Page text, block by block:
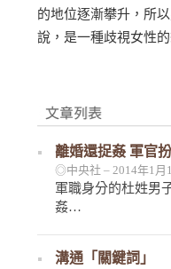
的地位逐漸攀升，所
說，是一種歧視女性
離婚還捉姦 軍官
◎中央社 – 2014年1月
軍職身分的杜姓男
姦…
溝通「關鍵詞」